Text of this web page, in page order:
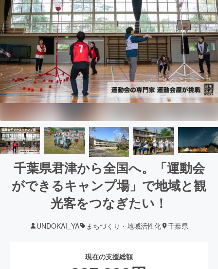
千葉県君津から全国へ。「運動会
ができるキャンプ場」で地域と観
光客をつなぎたい！
UNDOKAI_YA まちづくり・地域活性化 千葉県
現在の支援総額